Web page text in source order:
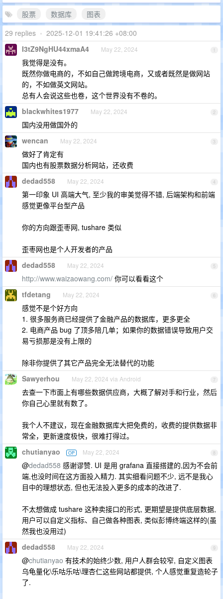
股票
数据库
图表
29 replies • 2025-12-01 19:41:26 +08:00
1
I3tZ9NgHU44xmaA4 May 22, 2024
我觉得是没有。
既然你做电商的，不如自己做跨境电商，又或者既然是做网站
的，不如做英文网站。
总有人会说这些也卷，这个世界没有不卷的。
2
blackwhites1977 May 22, 2024
国内没用做国外的
3
wencan May 22, 2024
做好了肯定有
国内也有股票数据分析网站，还收费
4
dedad558 May 22, 2024
第一印象 UI 高端大气, 至少我的审美觉得不错, 后端架构和前端
感觉更像平台型产品
你的方向跟歪枣网, tushare 类似
歪枣网也是个人开发者的产品
5
dedad558 May 22, 2024
http://www.waizaowang.com/ 你可以看看这个
6
tfdetang May 22, 2024
感觉不是个好方向
1. 很多服务商已经提供了金融产品的数据库，更多更全
2. 电商产品 bug 了顶多陪几单；如果你的数据错误导致用户交
易亏损那是没有上限的
除非你提供了其它产品完全无法替代的功能
7
Sawyerhou May 22, 2024 via Android
去查一下市面上有哪些数据供应商，大概了解对手和行业，然后
你自己心里就有数了。
我个人不建议，现在金融数据库大把免费的，收费的提供数据非
常全，更新速度极快，很难打得过。
8
chutianyao OP May 22, 2024
@dedad558 感谢谬赞. UI 是用 grafana 直接搭建的,因为不会前
端,也没时间在这方面投入精力. 其实细看问题不少, 远不是我心
目中的理想状态, 但也无法投入更多的成本的改进了.
不太想做成 tushare 这种卖接口的形式, 更期望是提供底层数据,
用户可以自定义指标、自己做各种图表, 类似彭博终端这样的(虽
然我也没用过)
9
dedad558 May 22, 2024
@chutianyao 有技术的始终少数, 用户人群会较窄, 自定义图表
乌龟量化\乐咕乐咕\理杏仁这些网站都提供, 个人感觉重复造轮子
了.